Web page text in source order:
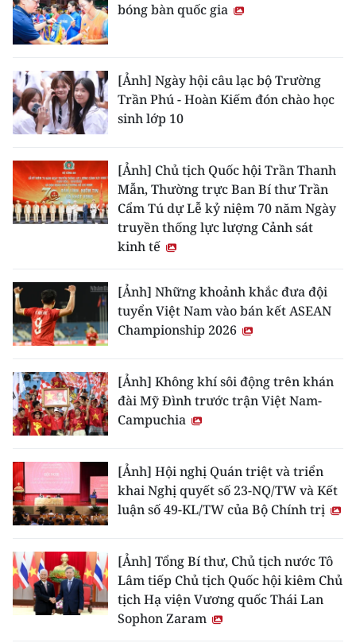
bóng bàn quốc gia
[Ảnh] Ngày hội câu lạc bộ Trường
Trần Phú - Hoàn Kiếm đón chào học
sinh lớp 10
[Ảnh] Chủ tịch Quốc hội Trần Thanh
Mẫn, Thường trực Ban Bí thư Trần
Cẩm Tú dự Lễ kỷ niệm 70 năm Ngày
truyền thống lực lượng Cảnh sát
kinh tế
[Ảnh] Những khoảnh khắc đưa đội
tuyển Việt Nam vào bán kết ASEAN
Championship 2026
[Ảnh] Không khí sôi động trên khán
đài Mỹ Đình trước trận Việt Nam-
Campuchia
[Ảnh] Hội nghị Quán triệt và triển
khai Nghị quyết số 23-NQ/TW và Kết
luận số 49-KL/TW của Bộ Chính trị
[Ảnh] Tổng Bí thư, Chủ tịch nước Tô
Lâm tiếp Chủ tịch Quốc hội kiêm Chủ
tịch Hạ viện Vương quốc Thái Lan
Sophon Zaram